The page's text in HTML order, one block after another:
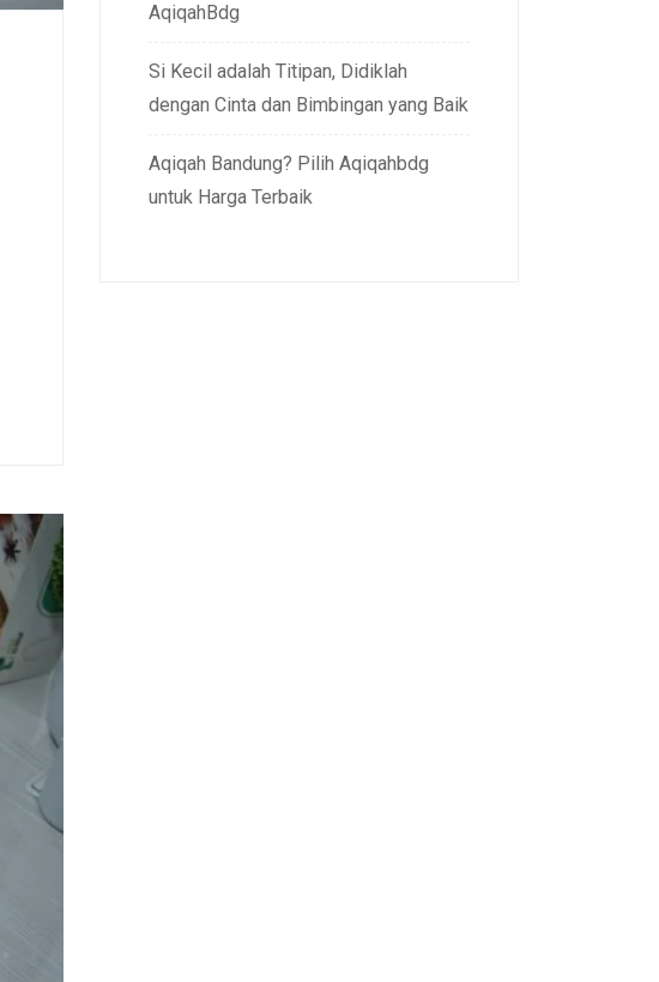
AqiqahBdg
Si Kecil adalah Titipan, Didiklah
dengan Cinta dan Bimbingan yang Baik
Aqiqah Bandung? Pilih Aqiqahbdg
untuk Harga Terbaik